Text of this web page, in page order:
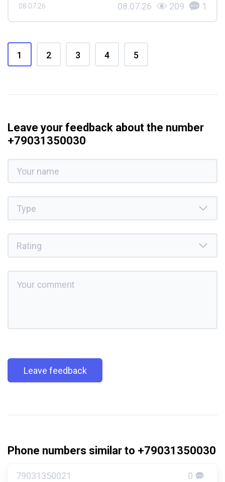
08.07.26 08.07.26 209 1
1 2 3 4 5
Leave your feedback about the number
+79031350030
Leave feedback
Phone numbers similar to +79031350030
79031350021 0